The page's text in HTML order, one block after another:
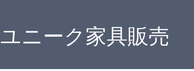
ユニーク家具販売